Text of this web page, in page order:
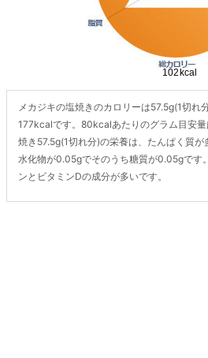
メカジキの塩焼きのカロリーは57.5g(1切
177kcalです。80kcalあたりのグラム目安
焼き57.5g(1切れ分)の栄養は、たんぱく質
水化物が0.05gでそのうち糖質が0.05gです
ンとビタミンDの成分が多いです。